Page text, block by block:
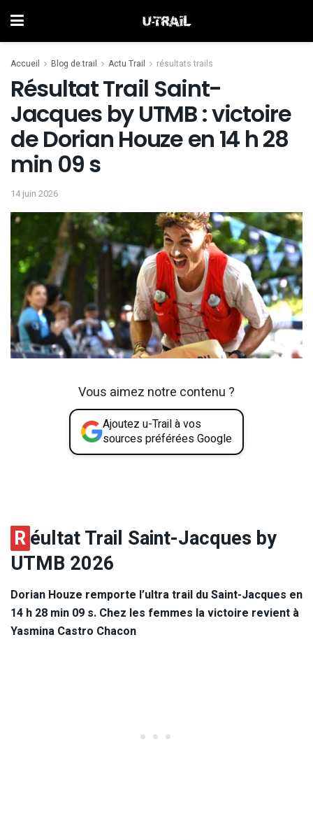
Accueil Blog de trail Actu Trail résultats trails
Résultat Trail Saint-
Jacques by UTMB : victoire
de Dorian Houze en 14 h 28
min 09 s
14 juin 2026
Vous aimez notre contenu ?
Ajoutez u-Trail à vos
sources préférées Google
Réultat Trail Saint-Jacques by
UTMB 2026
Dorian Houze remporte l’ultra trail du Saint-Jacques en
14 h 28 min 09 s. Chez les femmes la victoire revient à
Yasmina Castro Chacon